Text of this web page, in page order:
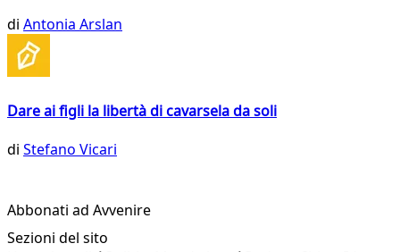
di Antonia Arslan
Dare ai figli la libertà di cavarsela da soli
di Stefano Vicari
Abbonati ad Avvenire
Sezioni del sito